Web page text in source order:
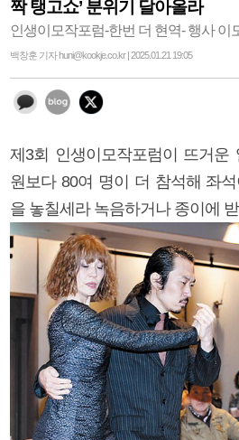
짝 탱고쇼’ 분위기 달아올라
인생이모작포럼-한번 더 현역- 행사 이
백창훈 기자 huni@kookje.co.kr | 2025.01.21 19:05
제3회 인생이모작포럼이 뜨거운
원보다 80여 명이 더 참석해 좌
을 놓칠세라 녹음하거나 종이에